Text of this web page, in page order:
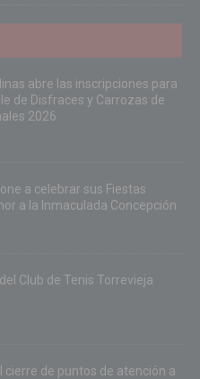
abre las inscripciones para
de Disfraces y Carrozas de
2026
a celebrar sus Fiestas
a la Inmaculada Concepción
Club de Tenis Torrevieja
cierre de puntos de atención a